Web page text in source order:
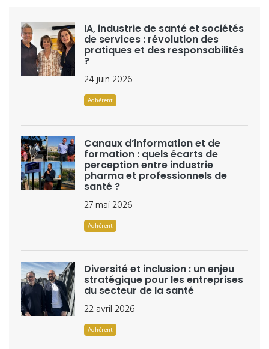
IA, industrie de santé et sociétés
de services : révolution des
pratiques et des responsabilités
?
24 juin 2026
Adhérent
Canaux d’information et de
formation : quels écarts de
perception entre industrie
pharma et professionnels de
santé ?
27 mai 2026
Adhérent
Diversité et inclusion : un enjeu
stratégique pour les entreprises
du secteur de la santé
22 avril 2026
Adhérent